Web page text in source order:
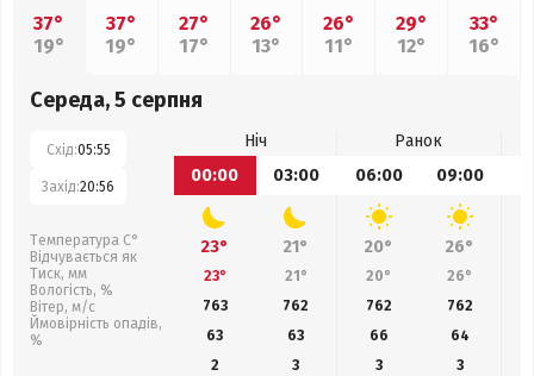
37°
19°
37°
19°
27°
17°
26°
13°
26°
11°
29°
12°
33°
16°
Середа, 5 серпня
Схід:05:55
Захід:20:56
Температура С°
Відчувається як
Тиск, мм
Вологість, %
Вітер, м/с
Ймовірність опадів,
%
Ніч
Ранок
00:00
03:00 06:00 09:00
23° 21° 20° 26°
23° 21° 20° 26°
763
762 762 762
63
63 66 64
2
3 3
3